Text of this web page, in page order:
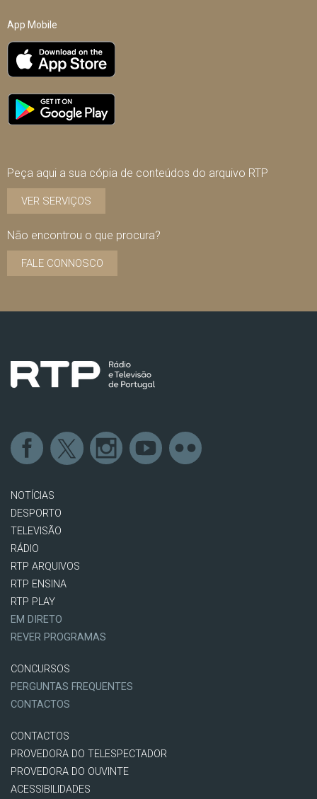
App Mobile
Peça aqui a sua cópia de conteúdos do arquivo RTP
VER SERVIÇOS
Não encontrou o que procura?
FALE CONNOSCO
NOTÍCIAS
DESPORTO
TELEVISÃO
RÁDIO
RTP ARQUIVOS
RTP ENSINA
RTP PLAY
EM DIRETO
REVER PROGRAMAS
CONCURSOS
PERGUNTAS FREQUENTES
CONTACTOS
CONTACTOS
PROVEDORA DO TELESPECTADOR
PROVEDORA DO OUVINTE
ACESSIBILIDADES